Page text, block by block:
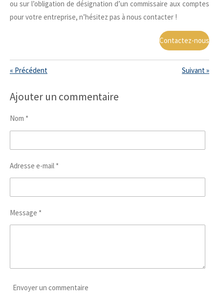
ou sur l’obligation de désignation d’un commissaire aux comptes
pour votre entreprise, n’hésitez pas à nous contacter !
Contactez-nous
« Précédent Suivant»
Ajouter un commentaire
Nom *
Adresse e-mail *
Message *
Envoyer un commentaire